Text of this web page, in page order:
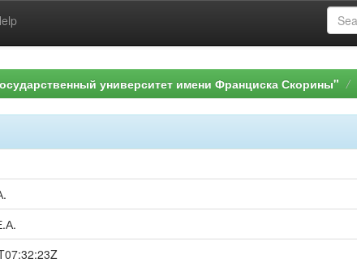
университет имени Франциска Скорины"